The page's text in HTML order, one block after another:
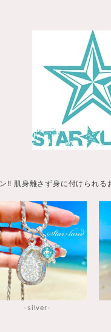
!! 肌身離さず身に付けられ
-silver-